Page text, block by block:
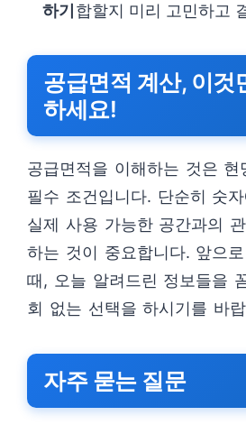
하기 합할지 미리 고민하고
공급면적 계산, 이것
하세요!
공급면적을 이해하는 것은 현
필수 조건입니다. 단순히 숫
실제 사용 가능한 공간과의
하는 것이 중요합니다. 앞으
때, 오늘 알려드린 정보들을
회 없는 선택을 하시기를 바
자주 묻는 질문